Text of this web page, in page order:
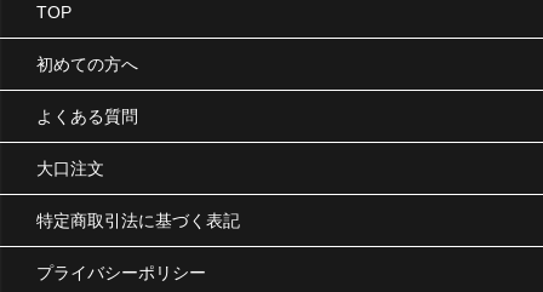
TOP
初めての方へ
よくある質問
大口注文
特定商取引法に基づく表記
プライバシーポリシー